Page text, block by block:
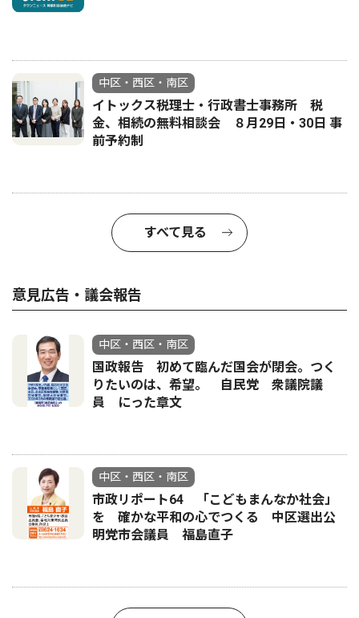
中区・西区・南区
イトックス税理士・行政書士事務所 税
金、相続の無料相談会 ８月29日・30日 事
前予約制
すべて見る
意見広告・議会報告
中区・西区・南区
国政報告 初めて臨んだ国会が閉会。つく
りたいのは、希望。 自民党 衆議院議
員 にった章文
中区・西区・南区
市政リポート64 「こどもまんなか社会」
を 確かな平和の心でつくる 中区選出公
明党市会議員 福島直子